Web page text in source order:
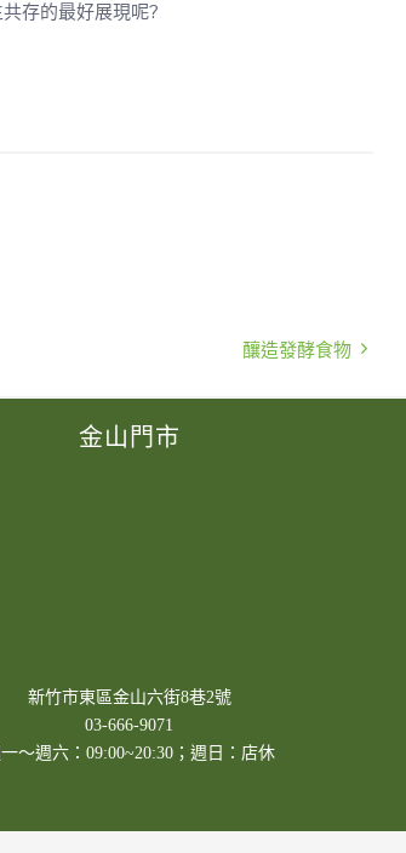
存的最好展現呢?
釀造發酵食物
金山門市
新竹市東區金山六街8巷2號
03-666-9071
～週六：09:00~20:30；週日：店休